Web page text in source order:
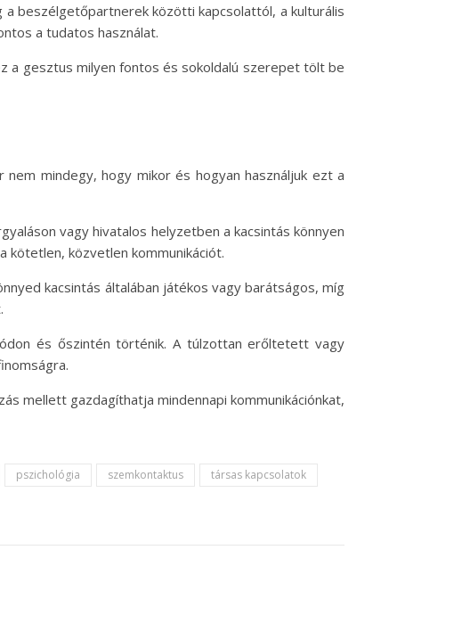
beszélgetőpartnerek közötti kapcsolattól, a kulturális
a tudatos használat.
a gesztus milyen fontos és sokoldalú szerepet tölt be
nem mindegy, hogy mikor és hogyan használjuk ezt a
vagy hivatalos helyzetben a kacsintás könnyen
közvetlen kommunikációt.
kacsintás általában játékos vagy barátságos, míg
és őszintén történik. A túlzottan erőltetett vagy
mellett gazdagíthatja mindennapi kommunikációnkat,
pszichológia szemkontaktus
társas kapcsolatok